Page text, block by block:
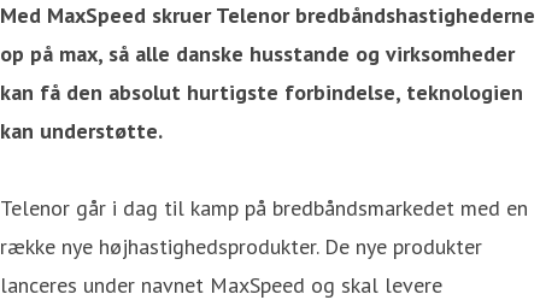
Med MaxSpeed skruer Telenor bredbåndshastighederne
op på max, så alle danske husstande og virksomheder
kan få den absolut hurtigste forbindelse, teknologien
kan understøtte.
Telenor går i dag til kamp på bredbåndsmarkedet med en
række nye højhastighedsprodukter. De nye produkter
lanceres under navnet MaxSpeed og skal levere